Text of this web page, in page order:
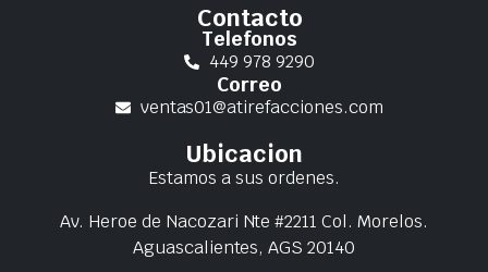
Contacto
Telefonos
449 978 9290
Correo
ventas01@atirefacciones.com
Ubicacion
Estamos a sus ordenes.
Av. Heroe de Nacozari Nte #2211 Col. Morelos.
Aguascalientes, AGS 20140